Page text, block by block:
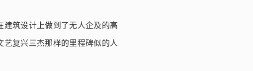
筑设计上做到了无人企及的高
复兴三杰那样的里程碑似的人